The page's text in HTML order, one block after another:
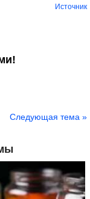
Источник
Следующая тема »